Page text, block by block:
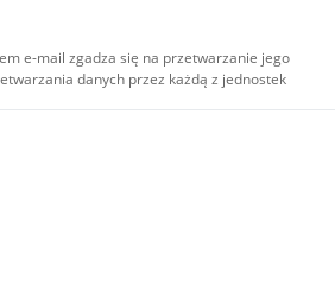
e-mail zgadza się na przetwarzanie jego
danych przez każdą z jednostek